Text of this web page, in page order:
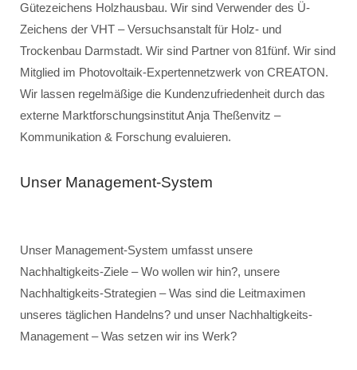
Gütezeichens Holzhausbau. Wir sind Verwender des Ü-
Zeichens der VHT – Versuchsanstalt für Holz- und
Trockenbau Darmstadt. Wir sind Partner von 81fünf. Wir sind
Mitglied im Photovoltaik-Expertennetzwerk von CREATON.
Wir lassen regelmäßige die Kundenzufriedenheit durch das
externe Marktforschungsinstitut Anja Theßenvitz –
Kommunikation & Forschung evaluieren.
Unser Management-System
Unser Management-System umfasst unsere
Nachhaltigkeits-Ziele – Wo wollen wir hin?, unsere
Nachhaltigkeits-Strategien – Was sind die Leitmaximen
unseres täglichen Handelns? und unser Nachhaltigkeits-
Management – Was setzen wir ins Werk?